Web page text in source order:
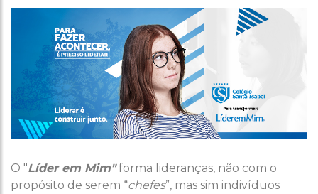
O "Líder em Mim"forma lideranças, não com o
propósito de serem “chefes”, mas sim indivíduos